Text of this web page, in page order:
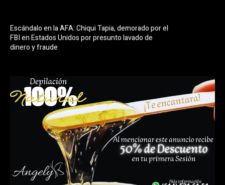
Escándalo en la AFA: Chiqui Tapia, demorado por el
FBI en Estados Unidos por presunto lavado de
dinero y fraude